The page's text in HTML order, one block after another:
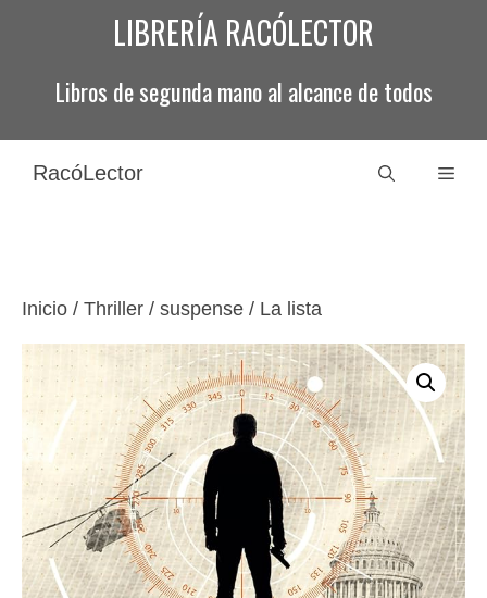
LIBRERÍA RACÓLECTOR
Libros de segunda mano al alcance de todos
RacóLector
Inicio / Thriller / suspense / La lista